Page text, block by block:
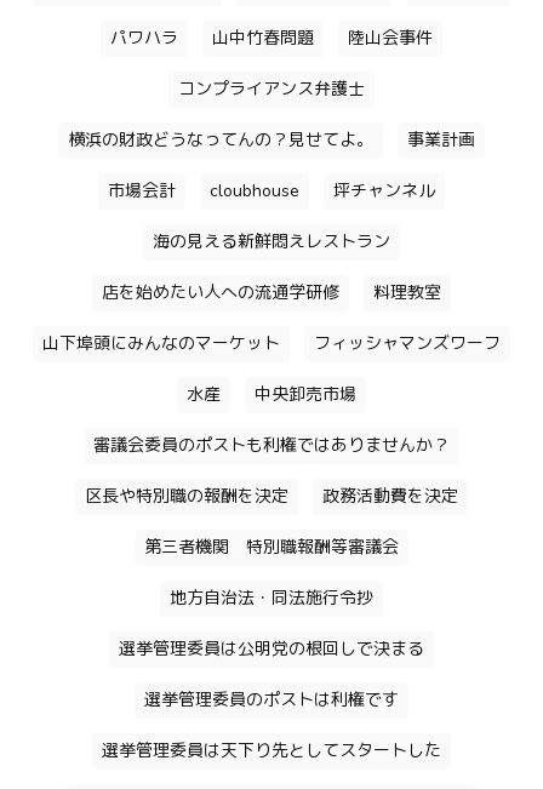
パワハラ 山中竹春問題 陸山会事件
コンプライアンス弁護士
横浜の財政どうなってんの？見せてよ。 事業計画
市場会計 cloubhouse 坪チャンネル
海の見える新鮮悶えレストラン
店を始めたい人への流通学研修 料理教室
山下埠頭にみんなのマーケット フィッシャマンズワーフ
水産 中央卸売市場
審議会委員のポストも利権ではありませんか？
区長や特別職の報酬を決定 政務活動費を決定
第三者機関 特別職報酬等審議会
地方自治法・同法施行令抄
選挙管理委員は公明党の根回しで決まる
選挙管理委員のポストは利権です
選挙管理委員は天下り先としてスタートした